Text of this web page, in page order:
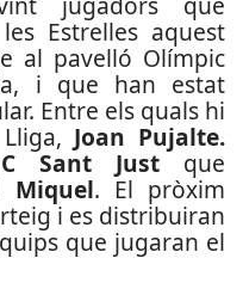
Estrelles aquest
al pavelló Olímpic
i que han estat
Entre els quals hi
Joan Pujalte.
Sant Just que
Miquel. El pròxim
i es distribuiran
que jugaran el